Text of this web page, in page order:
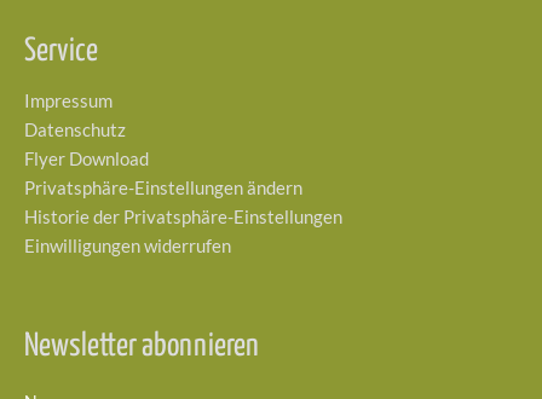
Service
Impressum
Datenschutz
Flyer Download
Privatsphäre-Einstellungen ändern
Historie der Privatsphäre-Einstellungen
Einwilligungen widerrufen
Newsletter abonnieren